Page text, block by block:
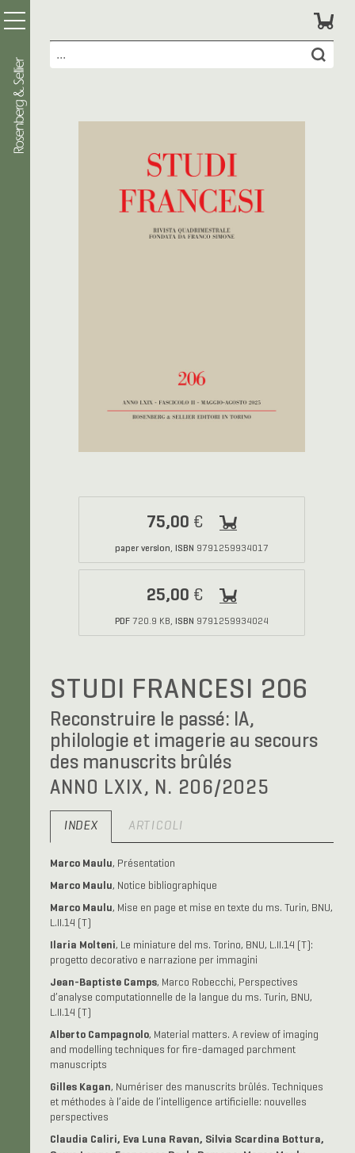
75,00 €
paper version, ISBN 9791259934017
25,00 €
PDF720.9 KB, ISBN 9791259934024
STUDI FRANCESI 206
Reconstruire le passé: IA,
philologie et imagerie au secours
des manuscrits brûlés
ANNO LXIX, N. 206/2025
INDEX ARTICOLI
Marco Maulu, Présentation
Marco Maulu, Notice bibliographique
Marco Maulu, Mise en page et mise en texte du ms. Turin, BNU,
L.II.14 (T)
Ilaria Molteni, Le miniature del ms. Torino, BNU, L.II.14 (T):
progetto decorativo e narrazione per immagini
Jean-Baptiste Camps, Marco Robecchi, Perspectives
d’analyse computationnelle de la langue du ms. Turin, BNU,
L.II.14 (T)
Alberto Campagnolo, Material matters. A review of imaging
and modelling techniques for fire-damaged parchment
manuscripts
Gilles Kagan, Numériser des manuscrits brûlés. Techniques
et méthodes à l’aide de l’intelligence artificielle: nouvelles
perspectives
Claudia Caliri, Eva Luna Ravan, Silvia Scardina Bottura,